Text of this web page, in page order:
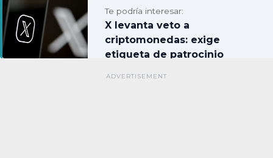
Te podría interesar:
X levanta veto a
criptomonedas: exige
etiqueta de patrocinio